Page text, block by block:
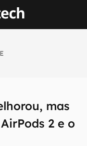
mas
2 e o
em primeira